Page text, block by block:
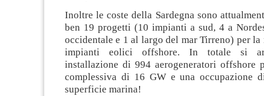
Inoltre le coste della Sardegna sono
ben 19 progetti (10 impianti a sud, 4 a
occidentale e 1 al largo del mar Tirreno) per
impianti eolici offshore. In totale si
installazione di 994 aerogeneratori offshore
complessiva di 16 GW e una occupazione
superficie marina!